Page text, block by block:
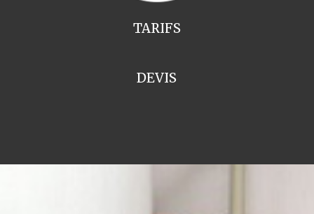
TARIFS
DEVIS